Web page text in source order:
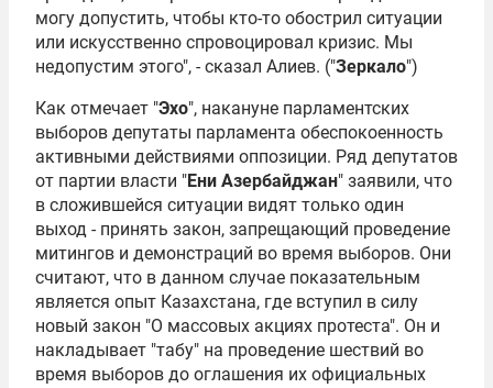
могу допустить, чтобы кто-то обострил ситуации
или искусственно спровоцировал кризис. Мы
недопустим этого", - сказал Алиев. ("Зеркало")
Как отмечает "Эхо", накануне парламентских
выборов депутаты парламента обеспокоенность
активными действиями оппозиции. Ряд депутатов
от партии власти "Ени Азербайджан" заявили, что
в сложившейся ситуации видят только один
выход - принять закон, запрещающий проведение
митингов и демонстраций во время выборов. Они
считают, что в данном случае показательным
является опыт Казахстана, где вступил в силу
новый закон "О массовых акциях протеста". Он и
накладывает "табу" на проведение шествий во
время выборов до оглашения их официальных